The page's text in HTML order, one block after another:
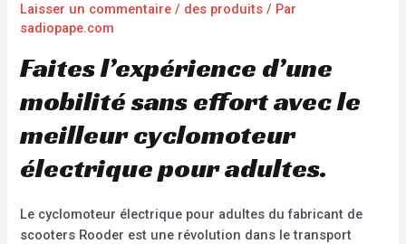
Laisser un commentaire / des produits / Par
sadiopape.com
Faites l’expérience d’une
mobilité sans effort avec le
meilleur cyclomoteur
électrique pour adultes.
Le cyclomoteur électrique pour adultes du fabricant de
scooters Rooder est une révolution dans le transport